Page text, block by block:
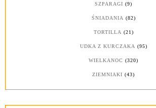
SZPARAGI (9)
ŚNIADANIA (82)
TORTILLA (21)
UDKA Z KURCZAKA (95)
WIELKANOC (320)
ZIEMNIAKI (43)